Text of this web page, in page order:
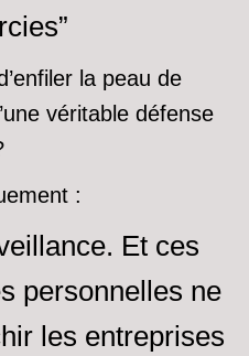
la peau de
véritable défense
:
Et ces
personnelles ne
les entreprises